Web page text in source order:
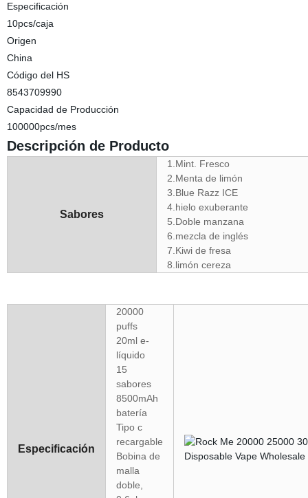
Especificación
10pcs/caja
Origen
China
Código del HS
8543709990
Capacidad de Producción
100000pcs/mes
Descripción de Producto
Sabores
1.Mint. Fresco
2.Menta de limón
3.Blue Razz ICE
4.hielo exuberante
5.Doble manzana
6.mezcla de inglés
7.Kiwi de fresa
8.limón cereza
Especificación
20000
puffs
20ml e-
líquido
15
sabores
8500mAh
batería
Tipo c
recargable
Bobina de
malla
doble,